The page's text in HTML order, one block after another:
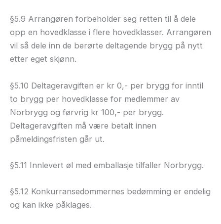
§5.9 Arrangøren forbeholder seg retten til å dele
opp en hovedklasse i flere hovedklasser. Arrangøren
vil så dele inn de berørte deltagende brygg på nytt
etter eget skjønn.
§5.10 Deltageravgiften er kr 0,- per brygg for inntil
to brygg per hovedklasse for medlemmer av
Norbrygg og førvrig kr 100,- per brygg.
Deltageravgiften må være betalt innen
påmeldingsfristen går ut.
§5.11 Innlevert øl med emballasje tilfaller Norbrygg.
§5.12 Konkurransedommernes bedømming er endelig
og kan ikke påklages.